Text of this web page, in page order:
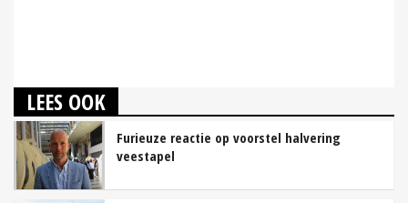
LEES OOK
Furieuze reactie op voorstel halvering
veestapel